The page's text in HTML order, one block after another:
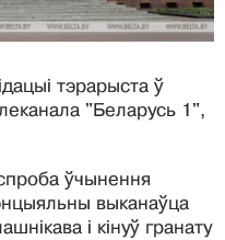
тэрарыста ў
"Беларусь 1",
ўчынення
выканаўца
і кінуў гранату